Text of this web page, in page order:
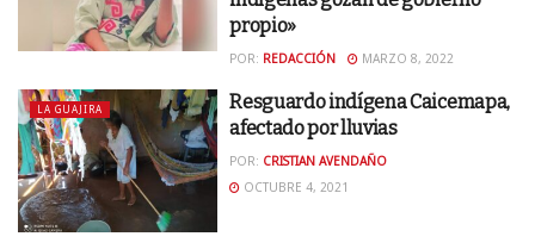
propio»
POR: REDACCIÓN MARZO 8, 2022
LA GUAJIRA
Resguardo indígena Caicemapa,
afectado por lluvias
POR: CRISTIAN AVENDAÑO
OCTUBRE 4, 2021